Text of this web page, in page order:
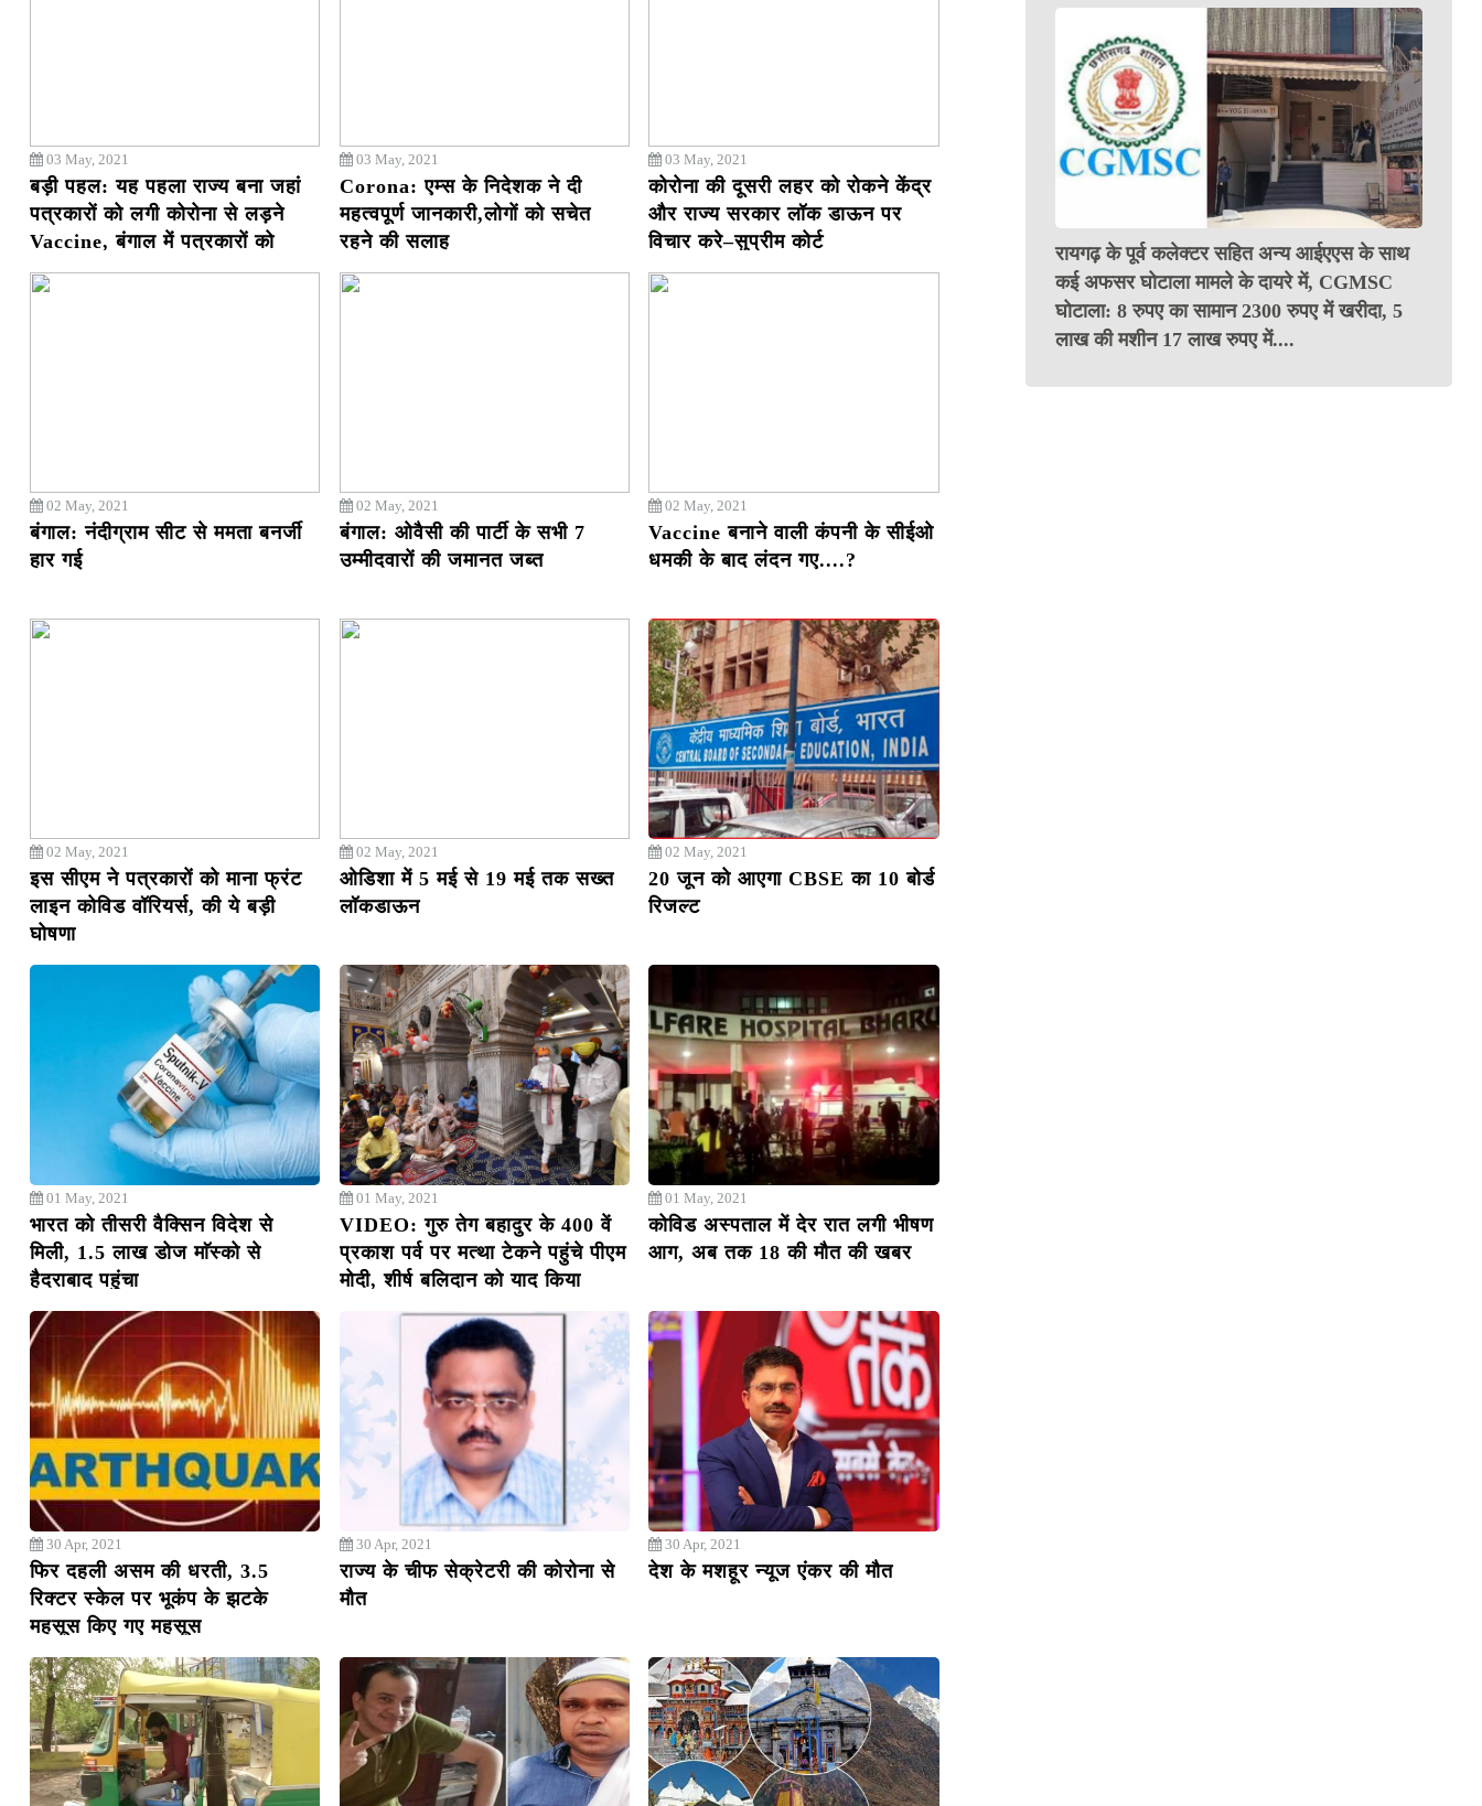
03 May, 2021
बड़ी पहल: यह पहला राज्य बना जहां
पत्रकारों को लगी कोरोना से लड़ने
Vaccine, बंगाल में पत्रकारों को
कोविड वॉरियर्स का दर्जा
03 May, 2021
Corona: एम्स के निदेशक ने दी
महत्वपूर्ण जानकारी,लोगों को सचेत
रहने की सलाह
03 May, 2021
कोरोना की दूसरी लहर को रोकने केंद्र
और राज्य सरकार लॉक डाऊन पर
विचार करे–सुप्रीम कोर्ट
02 May, 2021
बंगाल: नंदीग्राम सीट से ममता बनर्जी
हार गई
02 May, 2021
बंगाल: ओवैसी की पार्टी के सभी 7
उम्मीदवारों की जमानत जब्त
02 May, 2021
Vaccine बनाने वाली कंपनी के सीईओ
धमकी के बाद लंदन गए....?
02 May, 2021
इस सीएम ने पत्रकारों को माना फ्रंट
लाइन कोविड वॉरियर्स, की ये बड़ी
घोषणा
02 May, 2021
ओडिशा में 5 मई से 19 मई तक सख्त
लॉकडाऊन
02 May, 2021
20 जून को आएगा CBSE का 10 बोर्ड
रिजल्ट
01 May, 2021
भारत को तीसरी वैक्सिन विदेश से
मिली, 1.5 लाख डोज माॅस्को से
हैदराबाद पहुंचा
01 May, 2021
VIDEO: गुरु तेग बहादुर के 400 वें
प्रकाश पर्व पर मत्था टेकने पहुंचे पीएम
मोदी, शीर्ष बलिदान को याद किया
01 May, 2021
कोविड अस्पताल में देर रात लगी भीषण
आग, अब तक 18 की मौत की खबर
30 Apr, 2021
फिर दहली असम की धरती, 3.5
रिक्टर स्केल पर भूकंप के झटके
महसूस किए गए महसूस
30 Apr, 2021
राज्य के चीफ सेक्रेटरी की कोरोना से
मौत
30 Apr, 2021
देश के मशहूर न्यूज एंकर की मौत
रायगढ़ के पूर्व कलेक्टर सहित अन्य आईएएस के साथ
कई अफसर घोटाला मामले के दायरे में, CGMSC
घोटाला: 8 रुपए का सामान 2300 रुपए में खरीदा, 5
लाख की मशीन 17 लाख रुपए में....